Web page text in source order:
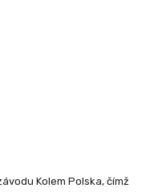
Kolem Polska, čímž